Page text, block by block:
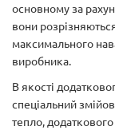
основному за
вони
максимального
виробника.
В якості
спеціальний
тепло,